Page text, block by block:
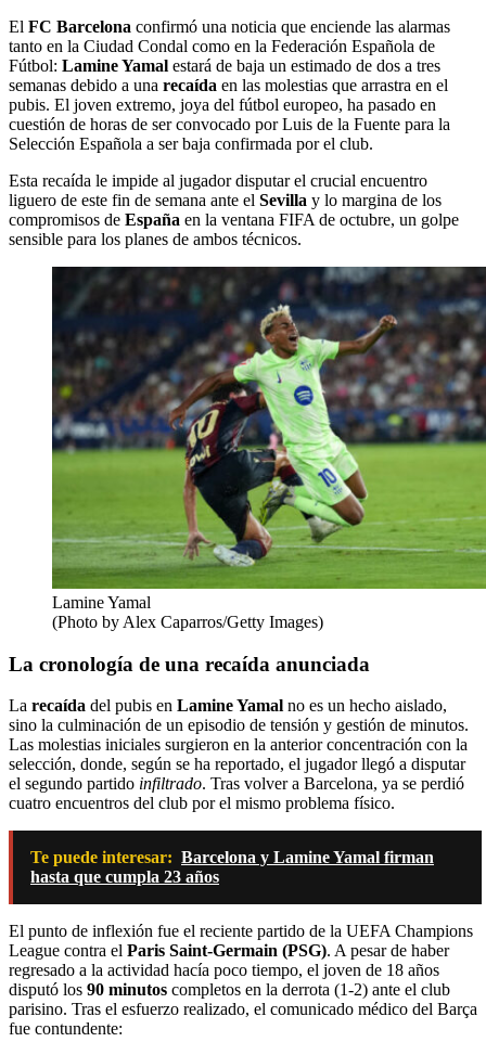
El FC Barcelona confirmó una noticia que enciende las alarmas
tanto en la Ciudad Condal como en la Federación Española de
Fútbol: Lamine Yamal estará de baja un estimado de dos a tres
semanas debido a una recaída en las molestias que arrastra en el
pubis. El joven extremo, joya del fútbol europeo, ha pasado en
cuestión de horas de ser convocado por Luis de la Fuente para la
Selección Española a ser baja confirmada por el club.
Esta recaída le impide al jugador disputar el crucial encuentro
liguero de este fin de semana ante el Sevilla y lo margina de los
compromisos de España en la ventana FIFA de octubre, un golpe
sensible para los planes de ambos técnicos.
Lamine Yamal
(Photo by Alex Caparros/Getty Images)
La cronología de una recaída anunciada
La recaída del pubis en Lamine Yamal no es un hecho aislado,
sino la culminación de un episodio de tensión y gestión de minutos.
Las molestias iniciales surgieron en la anterior concentración con la
selección, donde, según se ha reportado, el jugador llegó a disputar
el segundo partido infiltrado. Tras volver a Barcelona, ya se perdió
cuatro encuentros del club por el mismo problema físico.
Te puede interesar: Barcelona y Lamine Yamal firman
hasta que cumpla 23 años
El punto de inflexión fue el reciente partido de la UEFA Champions
League contra el Paris Saint-Germain (PSG). A pesar de haber
regresado a la actividad hacía poco tiempo, el joven de 18 años
disputó los 90 minutos completos en la derrota (1-2) ante el club
parisino. Tras el esfuerzo realizado, el comunicado médico del Barça
fue contundente: